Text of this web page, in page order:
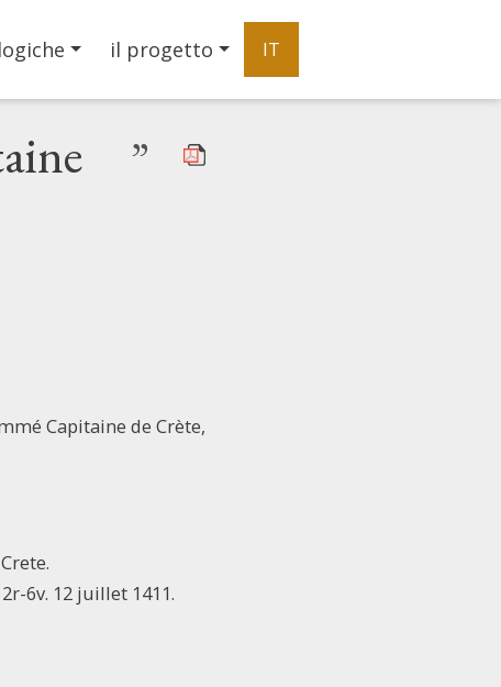
il progetto IT
”
Capitaine de Crète,
6v. 12 juillet 1411.